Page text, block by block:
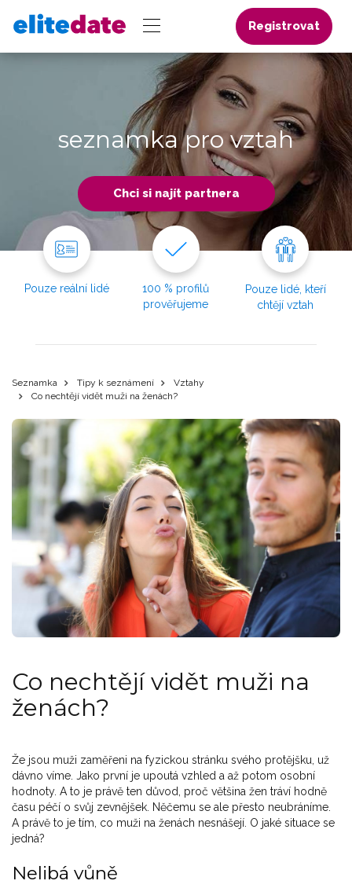
Registrovat
seznamka pro vztah
Chci si najít partnera
Pouze reální lidé
100 % profilů
prověřujeme
Pouze lidé, kteří
chtějí vztah
Seznamka Tipy k seznámení
Vztahy
Co nechtějí vidět muži na ženách?
Co nechtějí vidět muži na
ženách?
Že jsou muži zaměřeni na fyzickou stránku svého protějšku, už
dávno víme. Jako první je upoutá vzhled a až potom osobní
hodnoty. A to je právě ten důvod, proč většina žen tráví hodně
času péčí o svůj zevnějšek. Něčemu se ale přesto neubráníme.
A právě to je tím, co muži na ženách nesnášejí. O jaké situace se
jedná?
Nelibá vůně